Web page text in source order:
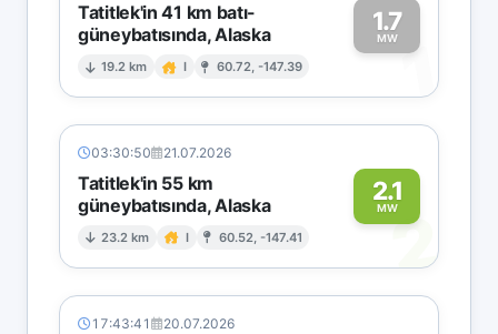
Tatitlek'in 41 km batı-
güneybatısında, Alaska
19.2 km I 60.72, -147.39
1.7
MW1
03:30:50 21.07.2026
Tatitlek'in 55 km
güneybatısında, Alaska
23.2 km I 60.52, -147.41
2.1
MW2
17:43:41 20.07.2026